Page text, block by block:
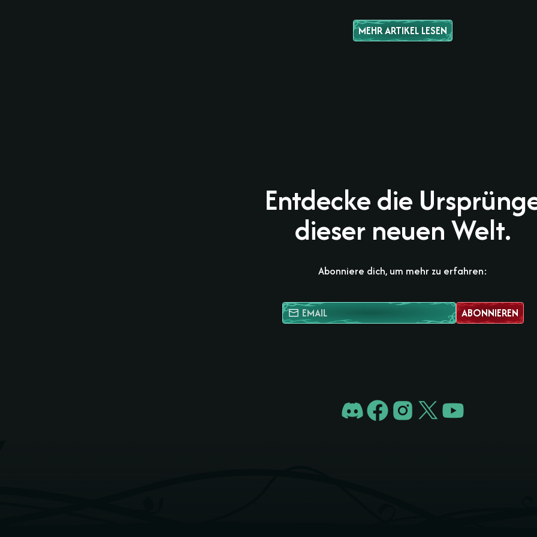
MEHR ARTIKEL LESEN
Entdecke die
dieser neuen Welt.
Abonniere dich, um mehr zu erfahren:
ABONNIEREN